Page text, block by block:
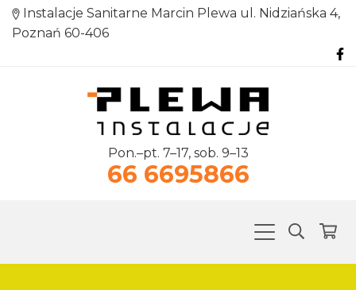
Instalacje Sanitarne Marcin Plewa ul. Nidziańska 4,
Poznań 60-406
Pon.–pt. 7–17, sob. 9–13
66 6695866